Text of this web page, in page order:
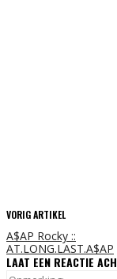
VORIG ARTIKEL
A$AP Rocky ::
AT.LONG.LAST.A$AP
LAAT EEN REACTIE